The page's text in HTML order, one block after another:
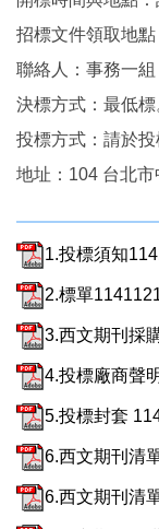
招標文件領取地點
聯絡人：事務一
決標方式：最低標
投標方式：請於
地址：104 台北
1.投標須知
2.標單
3.西文期刊採
4.投標廠商聲
5.投標封套
6.西文期刊清
6.西文期刊清